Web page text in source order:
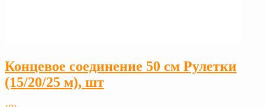
Концевое соединение 50 см Рулетки
(15/20/25 м), шт